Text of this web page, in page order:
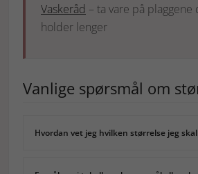
Vaskeråd – ta vare på
holder lenger
Vanlige spørsmål om
Hvordan vet jeg hvilken størrelse jeg skal